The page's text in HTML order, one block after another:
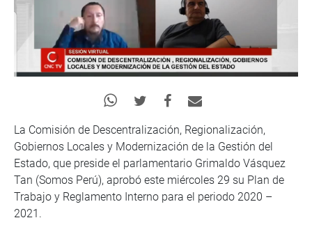
La Comisión de Descentralización, Regionalización,
Gobiernos Locales y Modernización de la Gestión del
Estado, que preside el parlamentario Grimaldo Vásquez
Tan (Somos Perú), aprobó este miércoles 29 su Plan de
Trabajo y Reglamento Interno para el periodo 2020 –
2021.